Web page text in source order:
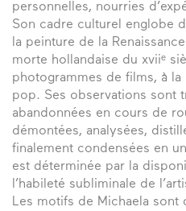
personnelles, nourries
Son cadre culturel englobe
la peinture de la
morte hollandaise du xviiᵉ
photogrammes de films, à
pop. Ses observations sont
abandonnées en cours de
démontées, analysées,
finalement condensées en
est déterminée par la
l’habileté subliminale de
Les motifs de Michaela sont